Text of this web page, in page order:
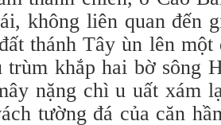
không liên quan đến
thánh Tây ùn lên
trùm khắp hai bờ sông
nặng chì u uất xám
tường đá của căn